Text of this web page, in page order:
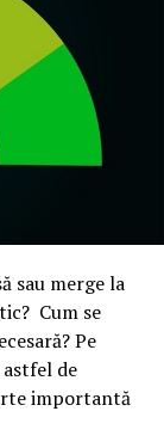
sau merge la
Cum se
Pe
de
importantă